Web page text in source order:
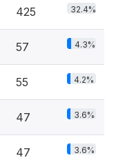
425 32.4%
57 4.3%
55 4.2%
47 3.6%
47 3.6%